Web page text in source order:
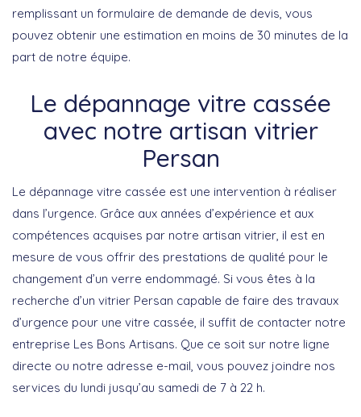
remplissant un formulaire de demande de devis, vous
pouvez obtenir une estimation en moins de 30 minutes de la
part de notre équipe.
Le dépannage vitre cassée
avec notre artisan vitrier
Persan
Le dépannage vitre cassée est une intervention à réaliser
dans l’urgence. Grâce aux années d’expérience et aux
compétences acquises par notre artisan vitrier, il est en
mesure de vous offrir des prestations de qualité pour le
changement d’un verre endommagé. Si vous êtes à la
recherche d’un vitrier Persan capable de faire des travaux
d’urgence pour une vitre cassée, il suffit de contacter notre
entreprise Les Bons Artisans. Que ce soit sur notre ligne
directe ou notre adresse e-mail, vous pouvez joindre nos
services du lundi jusqu’au samedi de 7 à 22 h.